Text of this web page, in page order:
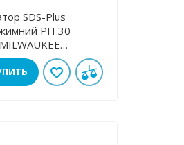
SDS-Plus
PH 30